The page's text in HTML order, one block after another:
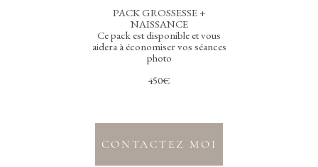
PACK GROSSESSE +
NAISSANCE
Ce pack est disponible et vous
aidera à économiser vos séances
photo
450€
CONTACTEZ MOI